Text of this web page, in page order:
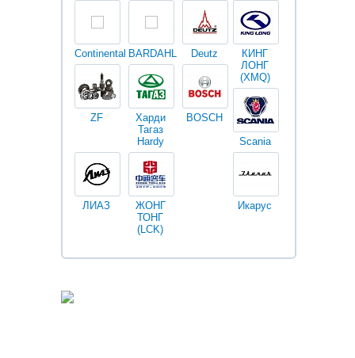
Continental BARDAHL Deutz
ZF
Харди
Тагаз
Hardy
BOSCH
ЛИАЗ
ЖОНГ
ТОНГ
(LCK)
КИНГ
ЛОНГ
(XMQ)
Scania
Икарус